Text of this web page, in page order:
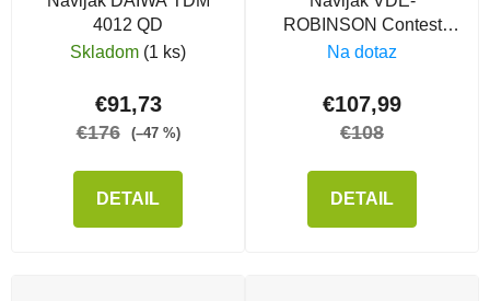
4012 QD
Skladom (1 ks)
€91,73
€176 (–47 %)
DETAIL
ROBINSON Contest
Match FD 3510
Na dotaz
€107,99
€108
DETAIL